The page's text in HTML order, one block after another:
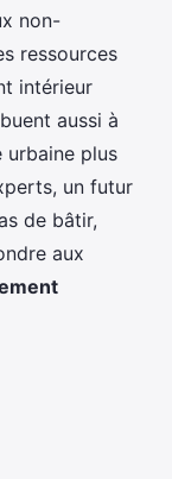
non-
ressources
intérieur
aussi à
urbaine plus
un futur
de bâtir,
aux